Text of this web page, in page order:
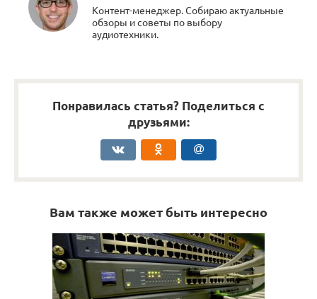
Контент-менеджер. Собираю актуальные
обзоры и советы по выбору
аудиотехники.
Понравилась статья? Поделиться с
друзьями:
Вам также может быть интересно